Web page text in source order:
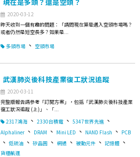
現在是多頭？還是空頭？
2020-03-12
昨天收到一個有趣的問題：「請問現在算是邁入空頭市場嗎？
或者仍然是短空長多？如果是...
多頭市場 、 空頭市場
武漢肺炎後科技產業復工狀況追蹤
2020-03-11
完整版報告請參考「訂閱方案」，包括「武漢肺炎後科技產業
復工狀況追蹤 (上)」、「...
2317鴻海 、 2330台積電 、 5347世界先進 、
Alphaliner 、 DRAM 、 Mini LED 、 NAND Flash 、 PCB
、 低硫油 、 矽晶圓 、 網通 、 被動元件 、 記憶體 、
貨櫃航運